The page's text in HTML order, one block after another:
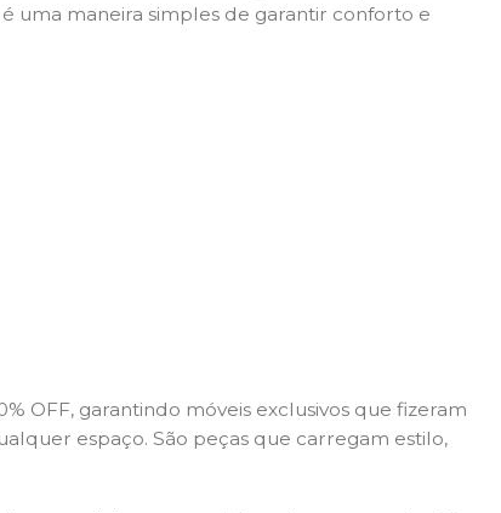
uma maneira simples de garantir conforto e
OFF, garantindo móveis exclusivos que fizeram
espaço. São peças que carregam estilo,